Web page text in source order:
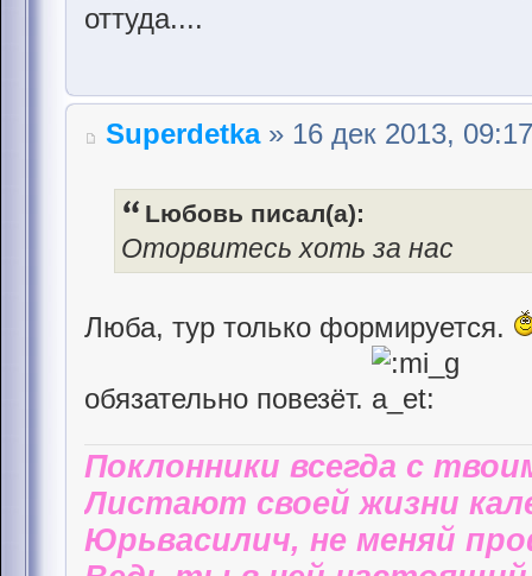
оттуда....
Superdetka» 16 дек 2013, 09:17
Lюбовь писал(а):
Оторвитесь хоть за нас
Люба, тур только формируется.
обязательно повезёт.
Поклонники всегда с
Листают своей жизни
Юрьвасилич, не меняй